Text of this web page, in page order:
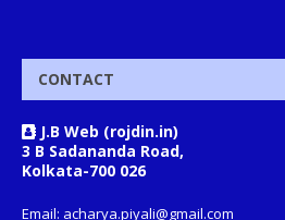
CONTACT
J.B Web (rojdin.in)
3 B Sadananda Road,
Kolkata-700 026
Email: acharya.piyali@gmail.com